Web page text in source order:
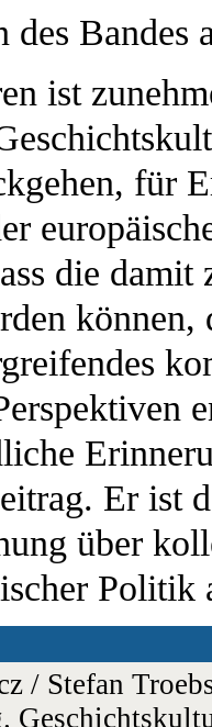
des
ist
für
die damit
Er ist
über
Politik
/ Stefan